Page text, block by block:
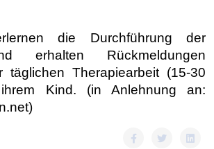
die Durchführung der
erhalten Rückmeldungen
täglichen Therapiearbeit (15-30
Kind. (in Anlehnung an: